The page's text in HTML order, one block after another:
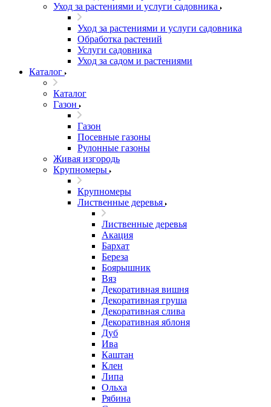
Уход за растениями и услуги садовника
Уход за растениями и услуги садовника
Обработка растений
Услуги садовника
Уход за садом и растениями
Каталог
Каталог
Газон
Газон
Посевные газоны
Рулонные газоны
Живая изгородь
Крупномеры
Крупномеры
Лиственные деревья
Лиственные деревья
Акация
Бархат
Береза
Боярышник
Вяз
Декоративная вишня
Декоративная груша
Декоративная слива
Декоративная яблоня
Дуб
Ива
Каштан
Клен
Липа
Ольха
Рябина